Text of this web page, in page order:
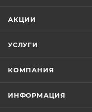
АКЦИИ
УСЛУГИ
КОМПАНИЯ
ИНФОРМАЦИЯ